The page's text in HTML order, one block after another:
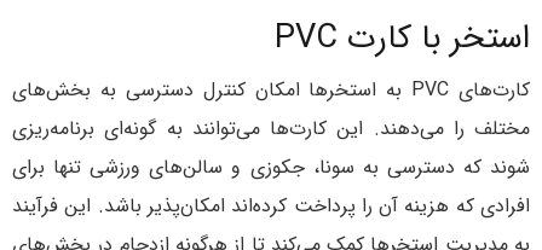
استخر با کارت PVC
کارت‌های PVC به استخرها امکان کنترل دسترسی به بخش‌های
مختلف را می‌دهند. این کارت‌ها می‌توانند به گونه‌ای برنامه‌ریزی
شوند که دسترسی به سونا، جکوزی و سالن‌های ورزشی تنها برای
افرادی که هزینه آن را پرداخت کرده‌اند امکان‌پذیر باشد. این فرآیند